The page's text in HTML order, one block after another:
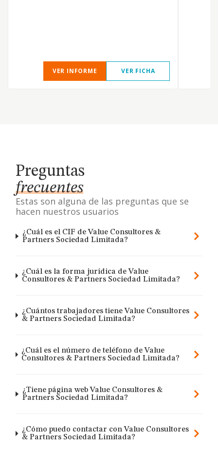
VER INFORME VER FICHA
Preguntas
frecuentes
Estas son alguna de las preguntas que se
hacen nuestros usuarios
¿Cuál es el CIF de Value Consultores &
Partners Sociedad Limitada?
¿Cuál es la forma jurídica de Value
Consultores & Partners Sociedad Limitada?
¿Cuántos trabajadores tiene Value Consultores
& Partners Sociedad Limitada?
¿Cuál es el número de teléfono de Value
Consultores & Partners Sociedad Limitada?
¿Tiene página web Value Consultores &
Partners Sociedad Limitada?
¿Cómo puedo contactar con Value Consultores
& Partners Sociedad Limitada?